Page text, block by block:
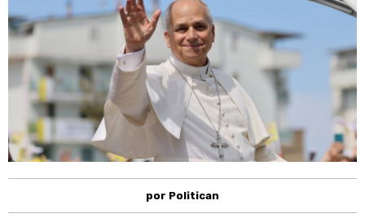
por Politican